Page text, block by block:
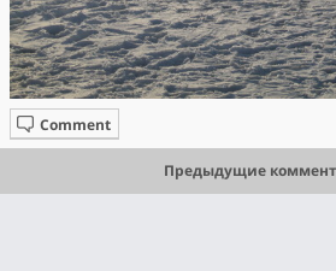
Comment
Предыдущие